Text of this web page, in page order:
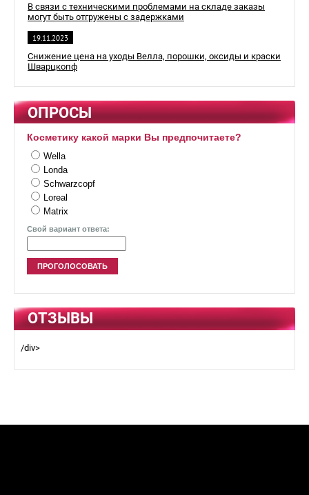
В связи с техническими проблемами на складе заказы
могут быть отгружены с задержками
19.11.2023
Снижение цена на уходы Велла, порошки, оксиды и краски
Шварцкопф
ОПРОСЫ
Косметику какой марки Вы предпочитаете?
Wella
Londa
Schwarzcopf
Loreal
Matrix
Свой вариант ответа:
ОТЗЫВЫ
/div>